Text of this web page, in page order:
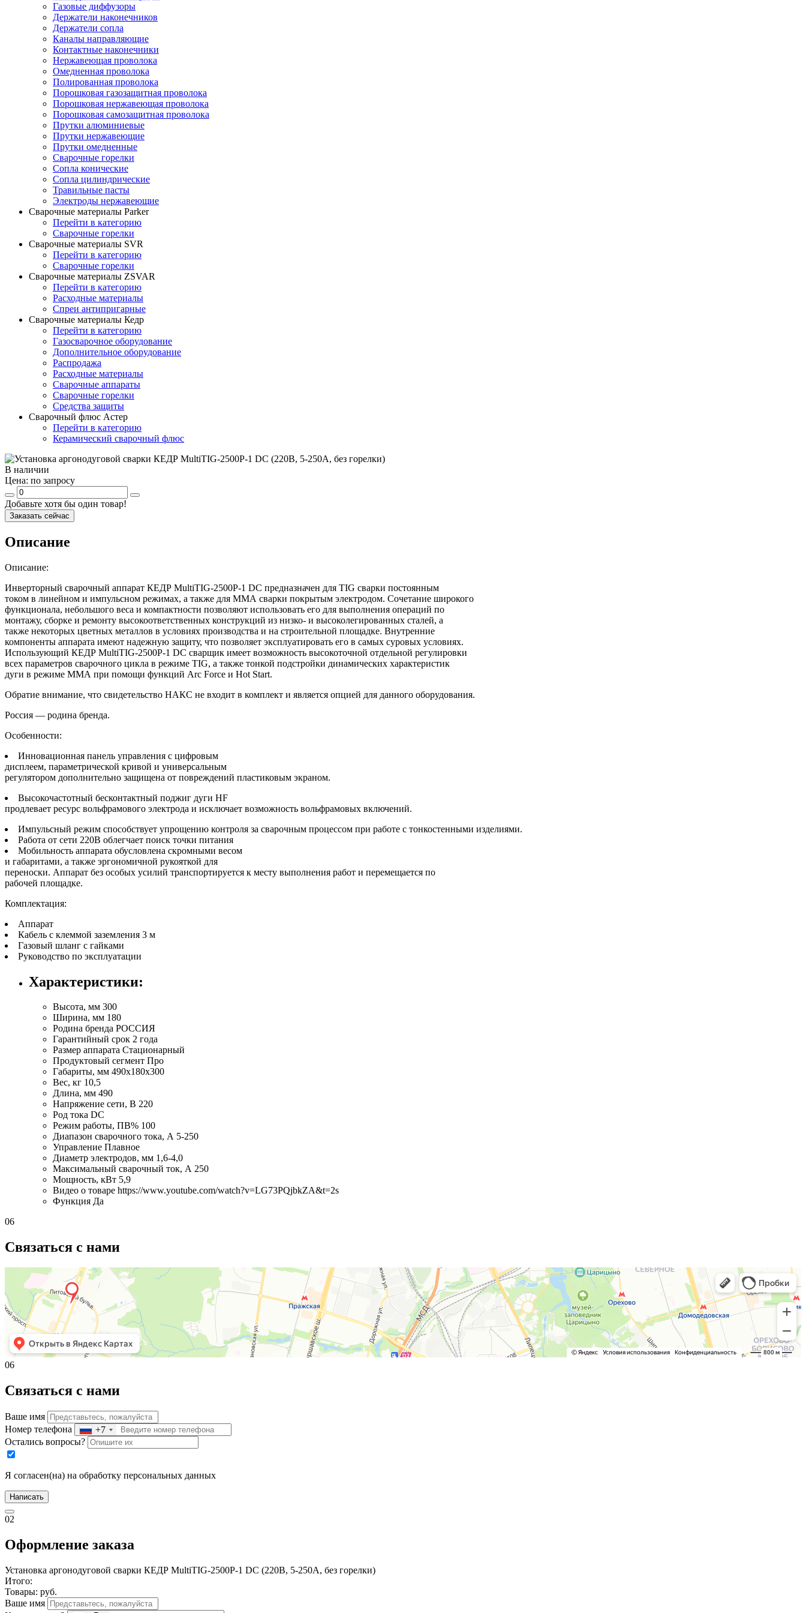
Газовые диффузоры
Держатели наконечников
Держатели сопла
Каналы направляющие
Контактные наконечники
Нержавеющая проволока
Омедненная проволока
Полированная проволока
Порошковая газозащитная проволока
Порошковая нержавеющая проволока
Порошковая самозащитная проволока
Прутки алюминиевые
Прутки нержавеющие
Прутки омедненные
Сварочные горелки
Сопла конические
Сопла цилиндрические
Травильные пасты
Электроды нержавеющие
Сварочные материалы Parker
Перейти в категорию
Сварочные горелки
Сварочные материалы SVR
Перейти в категорию
Сварочные горелки
Сварочные материалы ZSVAR
Перейти в категорию
Расходные материалы
Спреи антипригарные
Сварочные материалы Кедр
Перейти в категорию
Газосварочное оборудование
Дополнительное оборудование
Распродажа
Расходные материалы
Сварочные аппараты
Сварочные горелки
Средства защиты
Сварочный флюс Астер
Перейти в категорию
Керамический сварочный флюс
В наличии
Цена: по запросу
Добавьте хотя бы один товар!
Заказать сейчас
Описание
Описание:
Инверторный сварочный аппарат КЕДР MultiTIG-2500P-1 DC предназначен для TIG сварки постоянным
током в линейном и импульсном режимах, а также для ММА сварки покрытым электродом. Сочетание широкого
функционала, небольшого веса и компактности позволяют использовать его для выполнения операций по
монтажу, сборке и ремонту высокоответственных конструкций из низко- и высоколегированных сталей, а
также некоторых цветных металлов в условиях производства и на строительной площадке. Внутренние
компоненты аппарата имеют надежную защиту, что позволяет эксплуатировать его в самых суровых условиях.
Использующий КЕДР MultiTIG-2500P-1 DC сварщик имеет возможность высокоточной отдельной регулировки
всех параметров сварочного цикла в режиме TIG, а также тонкой подстройки динамических характеристик
дуги в режиме ММА при помощи функций Arc Force и Hot Start.
Обратие внимание, что свидетельство НАКС не входит в комплект и является опцией для данного оборудования.
Россия — родина бренда.
Особенности:
Инновационная панель управления с цифровым
дисплеем, параметрической кривой и универсальным
регулятором дополнительно защищена от повреждений пластиковым экраном.
Высокочастотный бесконтактный поджиг дуги HF
продлевает ресурс вольфрамового электрода и исключает возможность вольфрамовых включений.
Импульсный режим способствует упрощению контроля за сварочным процессом при работе с тонкостенными изделиями.
Работа от сети 220В облегчает поиск точки питания
Мобильность аппарата обусловлена скромными весом
и габаритами, а также эргономичной рукояткой для
переноски. Аппарат без особых усилий транспортируется к месту выполнения работ и перемещается по
рабочей площадке.
Комплектация:
Аппарат
Кабель с клеммой заземления 3 м
Газовый шланг с гайками
Руководство по эксплуатации
Характеристики:
Высота, мм 300
Ширина, мм 180
Родина бренда РОССИЯ
Гарантийный срок 2 года
Размер аппарата Стационарный
Продуктовый сегмент Про
Габариты, мм 490x180x300
Вес, кг 10,5
Длина, мм 490
Напряжение сети, В 220
Род тока DC
Режим работы, ПВ% 100
Диапазон сварочного тока, А 5-250
Управление Плавное
Диаметр электродов, мм 1,6-4,0
Максимальный сварочный ток, А 250
Мощность, кВт 5,9
Видео о товаре https://www.youtube.com/watch?v=LG73PQjbkZA&t=2s
Функция Да
06
Связаться с нами
06
Связаться с нами
Ваше имя
Номер телефона
+7
Остались вопросы?
Я согласен(на) на обработку персональных данных
Написать
02
Оформление заказа
Установка аргонодуговой сварки КЕДР MultiTIG-2500P-1 DC (220В, 5-250А, без горелки)
Итого:
Товары: руб.
Ваше имя